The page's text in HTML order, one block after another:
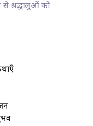
से श्रद्धालुओं को